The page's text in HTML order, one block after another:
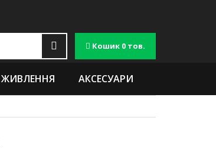
Кошик 0 тов.
ЖИВЛЕННЯ АКСЕСУАРИ